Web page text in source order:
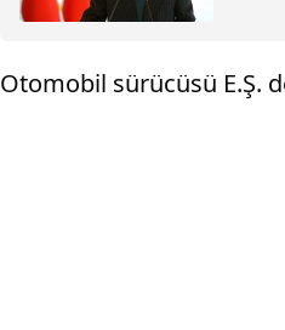
Otomobil sürücüsü E.Ş.